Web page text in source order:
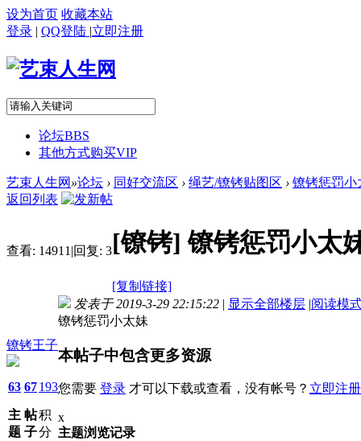
设为首页 收藏本站
登录 | QQ登陆 |立即注册
论坛BBS
其他方式购买VIP
艺束人生网 »论坛 › 同好交流区 › 绳艺/镣铐贴图区 › 镣铐惩罚小
返回列表
查看: 14911 |回复: 3[镣铐]镣铐惩罚小太
[复制链接]
镣铐王子
63
主
题
67
帖
子
193
积
分
发表于 2019-3-29 22:15:22 | 显示全部楼层 |阅读模
镣铐惩罚小太妹
本帖子中包含更多资源
您需要 登录 才可以下载或查看，没有帐号？ 立即注册
x
主题浏览记录